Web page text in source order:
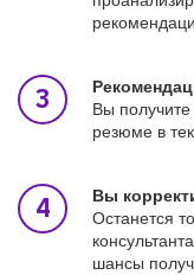
Вы
резюме в
Вы
Останется
шансы